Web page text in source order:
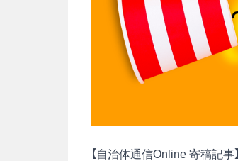
【自治体通信Online 寄稿記事】